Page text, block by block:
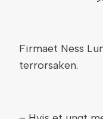
Firmaet Ness
terrorsaken.